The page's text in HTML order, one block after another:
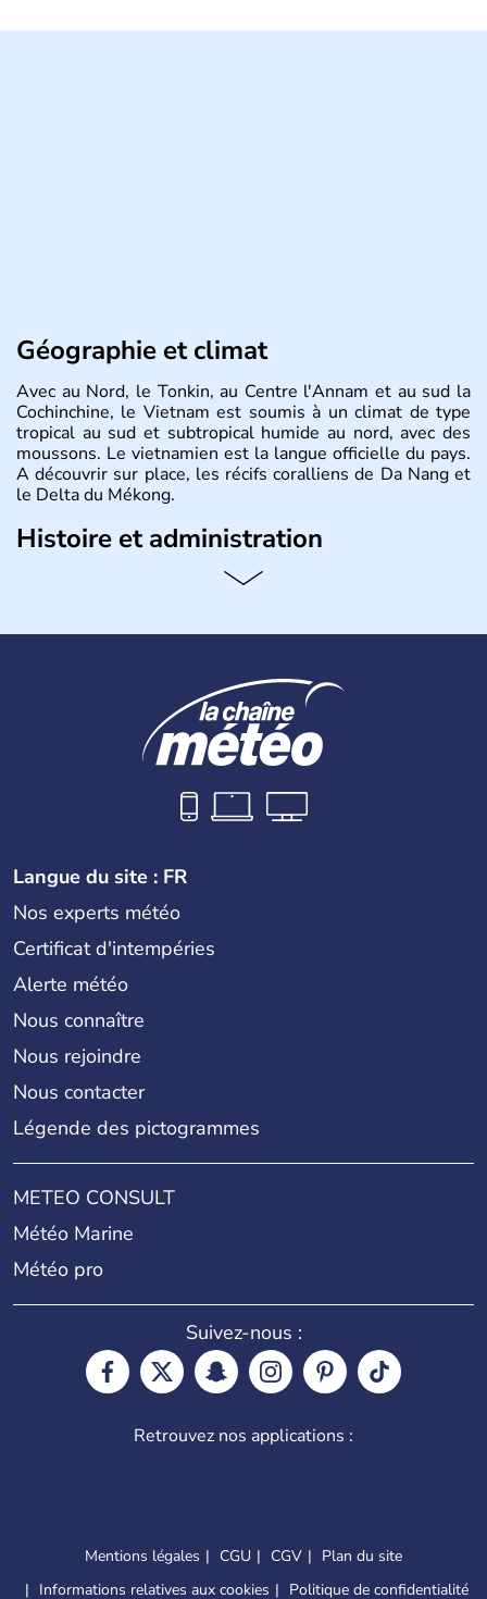
Géographie et climat
Avec au Nord, le Tonkin, au Centre l'Annam et au sud la
Cochinchine, le Vietnam est soumis à un climat de type
tropical au sud et subtropical humide au nord, avec des
moussons. Le vietnamien est la langue officielle du pays.
A découvrir sur place, les récifs coralliens de Da Nang et
le Delta du Mékong.
Histoire et administration
Pays d'Asie du Sud-Est situé sur l'est de la péninsule
du Cambodge. Littéralement, Viêt Nam signifie les « Viêt
nom récent de l'ancienne Saïgon.
Langue du site : FR
Nos experts météo
Certificat d'intempéries
Alerte météo
Nous connaître
Nous rejoindre
Nous contacter
Légende des pictogrammes
METEO CONSULT
Météo Marine
Météo pro
Suivez-nous :
Retrouvez nos applications :
Mentions légales CGU CGV
Plan du site
Informations relatives aux cookies
Politique de confidentialité